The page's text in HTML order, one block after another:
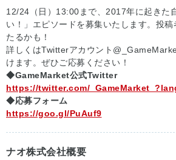
12/24（日）13:00まで、2017年に起きた
い！」エピソードを募集いたします。投
たるかも！
詳しくはTwitterアカウント
けます。ぜひご応募ください！
◆GameMarket公式Twitter
https://twitter.com/
◆応募フォーム
https://goo.gl/PuAuf9
ナオ株式会社概要